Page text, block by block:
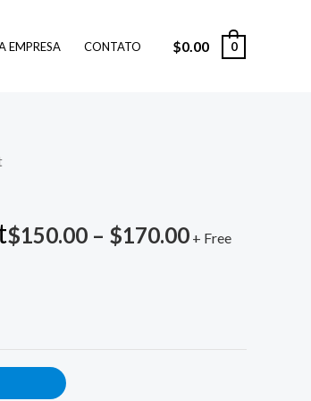
EMPRESA CONTATO $0.00 0
$150.00 – $170.00 + Free